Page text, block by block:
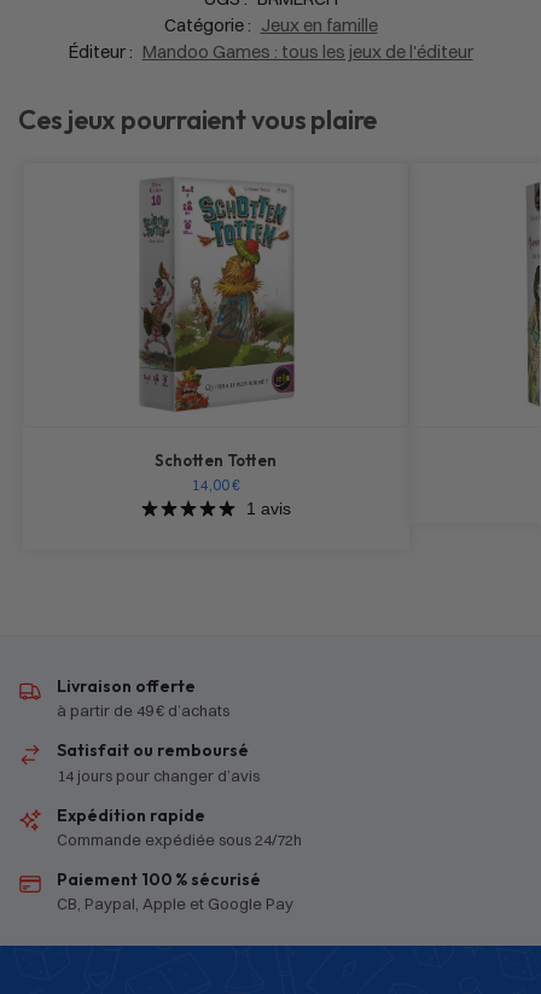
Catégorie : Jeux en famille
Éditeur : Mandoo Games : tous les jeux de l'éditeur
Ces jeux pourraient vous plaire
Schotten Totten
14,00€
1 avis
Livraison offerte
à partir de 49 € d’achats
Satisfait ou remboursé
14 jours pour changer d’avis
Expédition rapide
Commande expédiée sous 24/72h
Paiement 100 % sécurisé
CB, Paypal, Apple et Google Pay